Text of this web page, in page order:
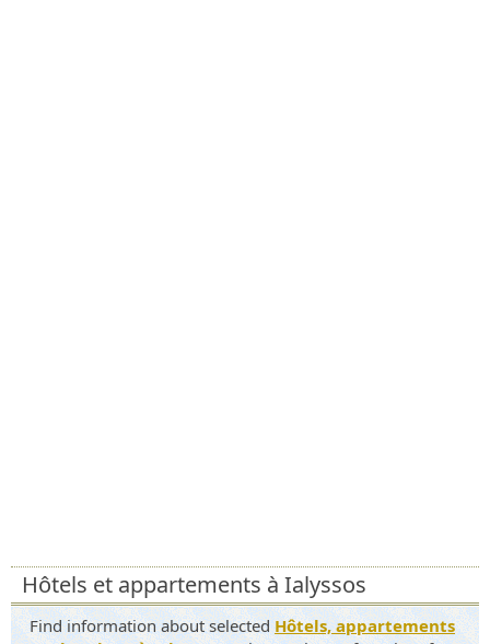
Hôtels et appartements à Ialyssos
Find information about selected Hôtels, appartements